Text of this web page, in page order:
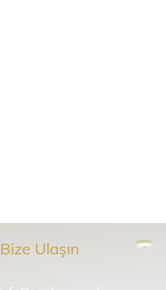
Bize Ulaşın